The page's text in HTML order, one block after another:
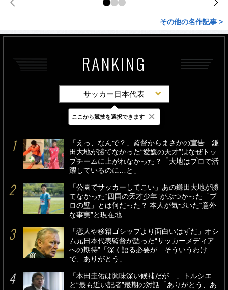
その他の名作記事 >
RANKING
サッカー日本代表
最新 24時間 週間
「えっ、なんで？」監督からまさかの宣告…鎌
田大地が勝てなかった“愛媛の天才”はなぜトッ
プチームに上がれなかった？「大地はプロで活
躍しているのに…と」
「公園でサッカーしてこい」あの鎌田大地が勝
てなかった“四国の天才少年”がぶつかった「プ
ロの壁」とは何だった？ 本人が気づいた“意外
な事実”と現在地
「恋人や移籍ゴシップより面白いはずだ」オシ
ム元日本代表監督が語った“サッカーメディア
への期待”「深く語る必要が…そういうわけ
で、ありがとう」
「本田圭佑は興味深い候補だが…」トルシエ
と“最も近い記者”最期の対話「ありがとう、あ
ここから競技を選択できます ×